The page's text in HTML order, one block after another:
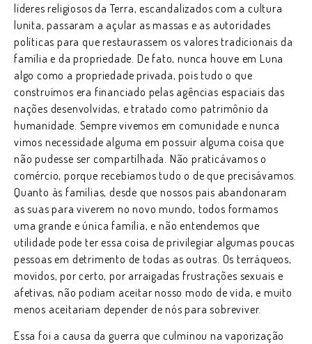
líderes religiosos da Terra, escandalizados com a cultura
lunita, passaram a açular as massas e as autoridades
políticas para que restaurassem os valores tradicionais da
família e da propriedade. De fato, nunca houve em Luna
algo como a propriedade privada, pois tudo o que
construímos era financiado pelas agências espaciais das
nações desenvolvidas, e tratado como patrimônio da
humanidade. Sempre vivemos em comunidade e nunca
vimos necessidade alguma em possuir alguma coisa que
não pudesse ser compartilhada. Não praticávamos o
comércio, porque recebíamos tudo o de que precisávamos.
Quanto às famílias, desde que nossos pais abandonaram
as suas para viverem no novo mundo, todos formamos
uma grande e única família, e não entendemos que
utilidade pode ter essa coisa de privilegiar algumas poucas
pessoas em detrimento de todas as outras. Os terráqueos,
movidos, por certo, por arraigadas frustrações sexuais e
afetivas, não podiam aceitar nosso modo de vida, e muito
menos aceitariam depender de nós para sobreviver.
Essa foi a causa da guerra que culminou na vaporização